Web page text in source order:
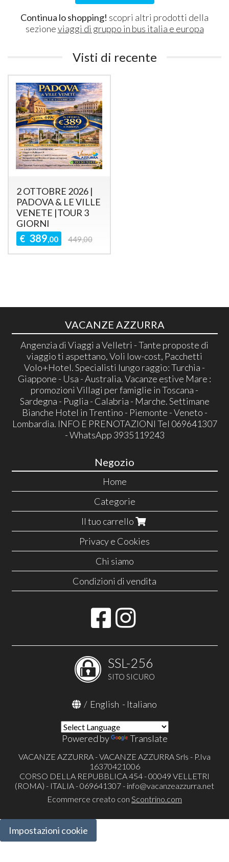
Continua lo shopping! scopri altri prodotti della
sezioneviaggi di gruppo in bus italia e europa
Visti di recente
2 OTTOBRE 2026 |
PADOVA & LE VILLE
VENETE |TOUR 3
GIORNI
€ 389,00 449,00
VACANZE AZZURRA
Angenzia di Viaggi a Velletri - Tante proposte di
viaggio ti aspettano, Voli low-cost, Pacchetti
Volo+Hotel. Specialisti lungo raggio: Turchia -
Giappone - Usa - Australia. Vacanze estive Mare :
promozioni Villagi per famiglie in Toscana -
Sardegna - Puglia - Calabria - Marche. Settimane
Bianche Hotel in Trentino - Piemonte - Veneto -
Lombardia. INFO E PRENOTAZIONI Tel 069641307
- WhatsApp 3935119243
Negozio
Home
Categorie
Il tuo carrello
Privacy e Cookies
Chi siamo
Condizioni di vendita
SSL-256
SITO SICURO
/ English - Italiano
Powered by Translate
VACANZE AZZURRA - VACANZE AZZURRA Srls - P.Iva
16370421006
CORSO DELLA REPUBBLICA 454 - 00049 VELLETRI
(ROMA) - ITALIA - 069641307 - info@vacanzeazzurra.net
Ecommerce creato con Scontrino.com
Impostazioni cookie